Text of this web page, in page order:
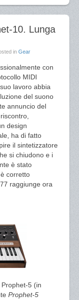
10. Lunga
in Gear
con
MIDI
lavoro abbia
del suono
annuncio del
design
ha di fatto
il sintetizzatore
si chiudono e i
è stato
corretto
raggiunge ora
Prophet-5 (in
Prophet-5